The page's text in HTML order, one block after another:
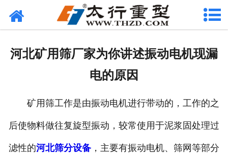
网站首页
联系我们
河北矿用筛厂家为你讲述振动电机现漏
电的原因
矿用筛工作是由振动电机进行带动的，工作的之
后使物料做往复旋型振动，较常使用于泥浆固处理过
滤性的河北筛分设备，主要有振动电机、筛网等部分